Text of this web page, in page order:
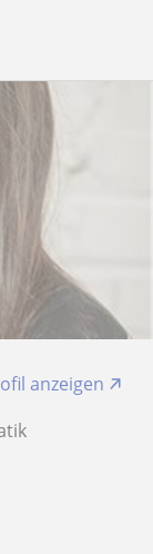
anzeigen